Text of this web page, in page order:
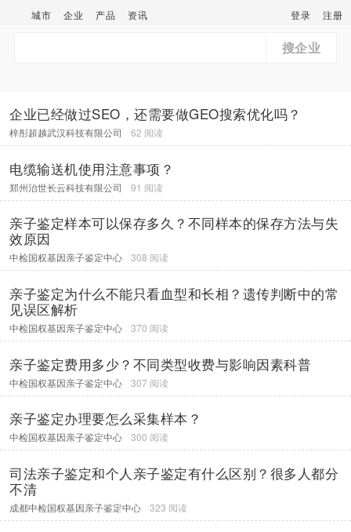
城市 企业 产品 资讯 登录 注册
搜企业
企业已经做过SEO，还需要做GEO搜索优化吗？
梓彤超越武汉科技有限公司 62 阅读
电缆输送机使用注意事项？
郑州治世长云科技有限公司 91 阅读
亲子鉴定样本可以保存多久？不同样本的保存方法与失
效原因
中检国权基因亲子鉴定中心 308 阅读
亲子鉴定为什么不能只看血型和长相？遗传判断中的常
见误区解析
中检国权基因亲子鉴定中心 370 阅读
亲子鉴定费用多少？不同类型收费与影响因素科普
中检国权基因亲子鉴定中心 307 阅读
亲子鉴定办理要怎么采集样本？
中检国权基因亲子鉴定中心 300 阅读
司法亲子鉴定和个人亲子鉴定有什么区别？很多人都分
不清
成都中检国权基因亲子鉴定中心 323 阅读